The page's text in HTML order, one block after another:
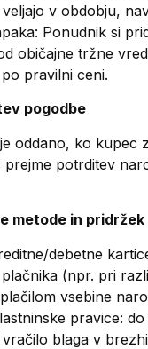
v obdobju,
Ponudnik si
običajne tržne
pravilni ceni.
pogodbe
oddano, ko kupec
potrditev
metode in
debetne
(npr. pri
vsebine
pravice:
blaga v